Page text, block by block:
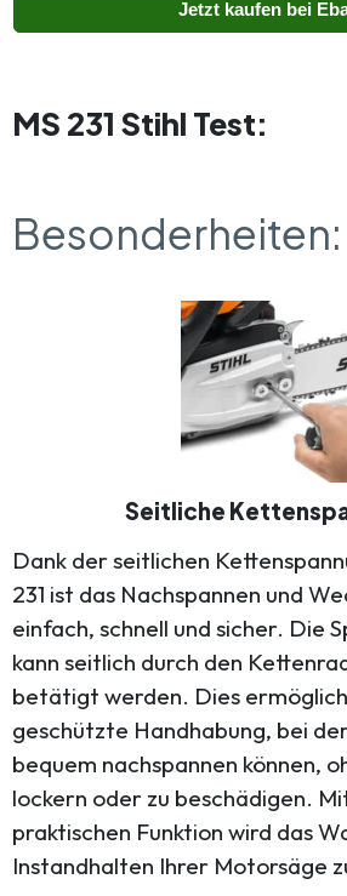
Jetzt kaufen bei
MS 231 Stihl Test:
Besonderheiten:
Seitliche
Dank der seitlichen
231 ist das Nachspannen und
einfach, schnell und sicher. Die
kann seitlich durch den
betätigt werden. Dies
geschützte Handhabung, bei
bequem nachspannen können,
lockern oder zu beschädigen.
praktischen Funktion wird das
Instandhalten Ihrer Motorsäge